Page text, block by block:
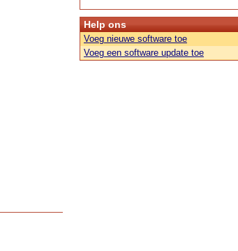
Help ons
Voeg nieuwe software toe
Voeg een software update toe